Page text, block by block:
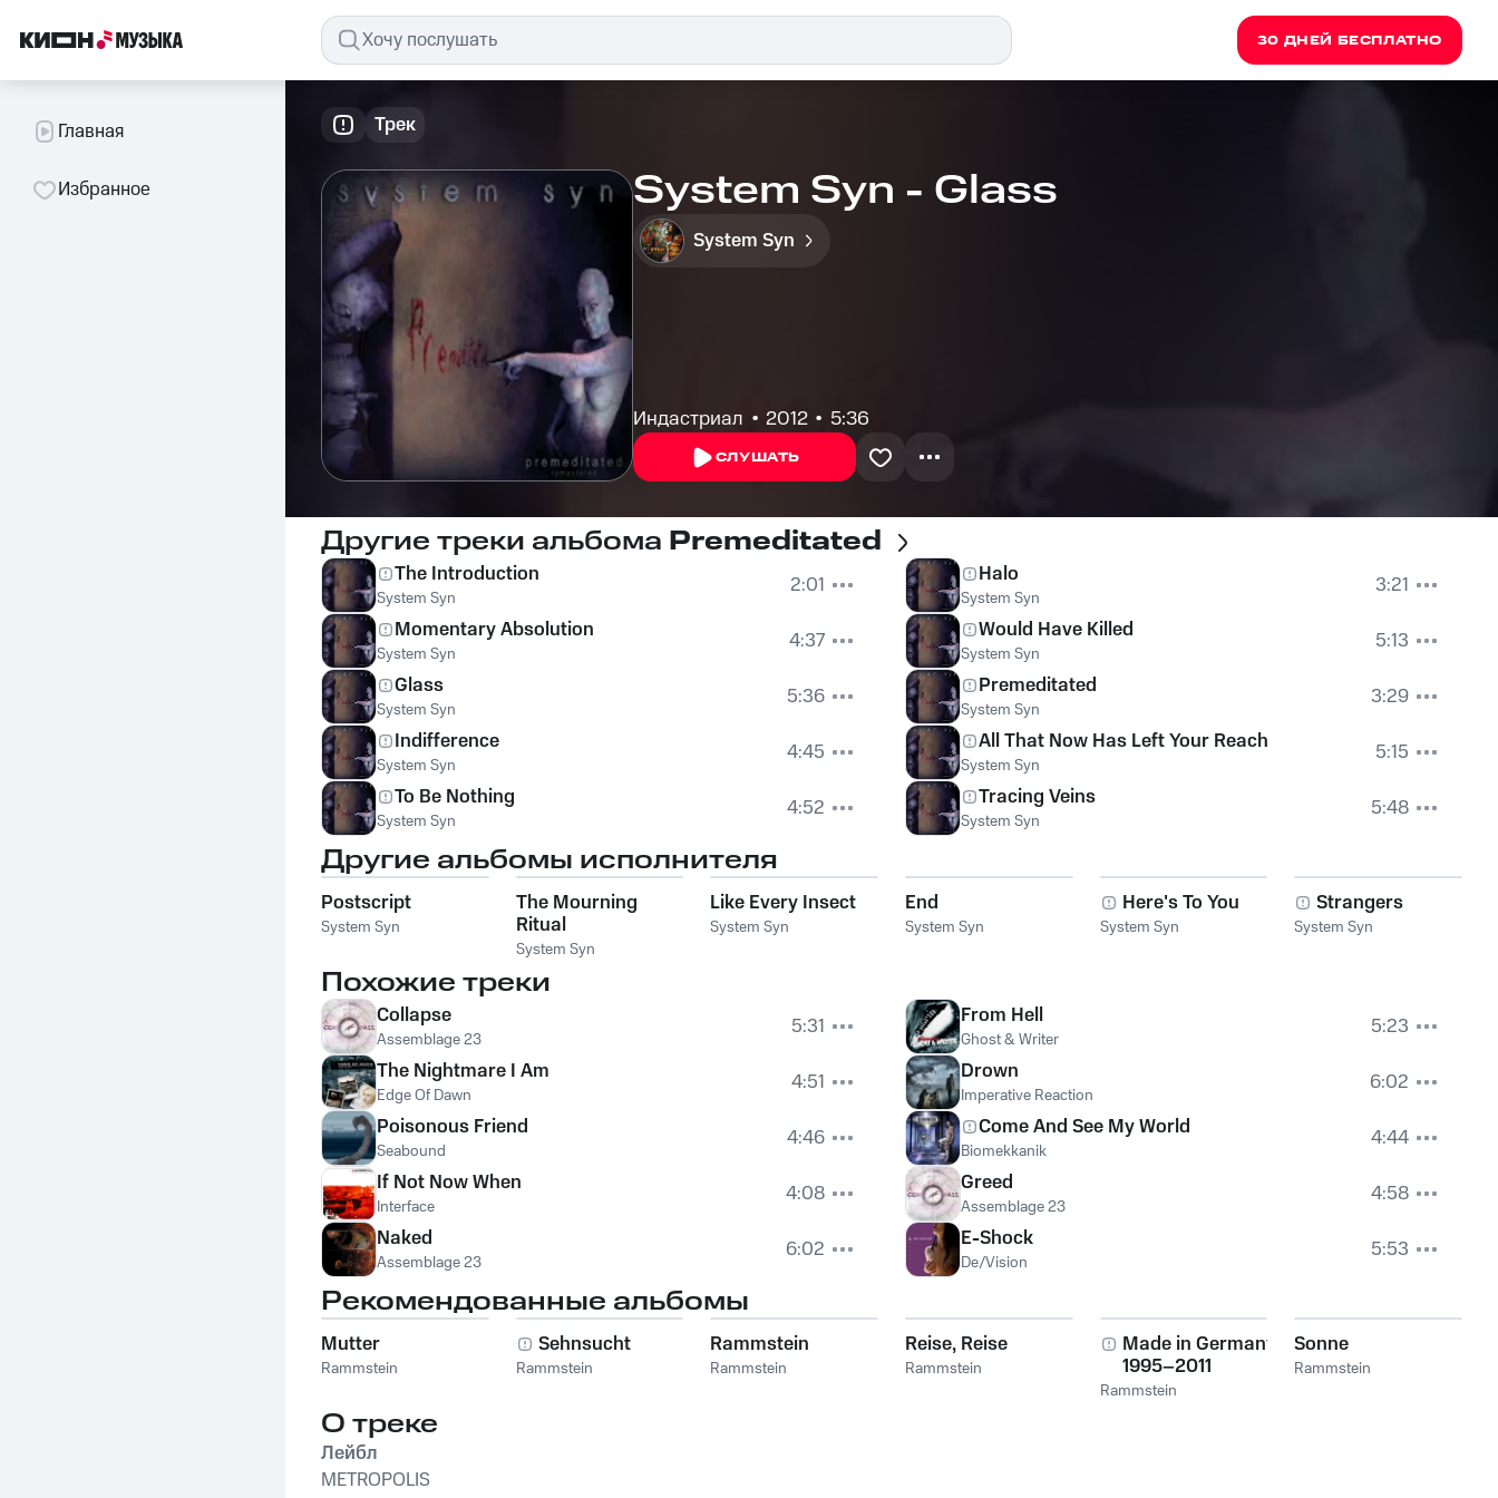
30 ДНЕЙ БЕСПЛАТНО
Главная
Избранное
Трек
System Syn - Glass
System Syn
Индастриал 2012 5:36
СЛУШАТЬ
Другие треки альбома Premeditated
The Introduction
System Syn
2:01
Momentary Absolution
System Syn
4:37
Glass
System Syn
5:36
Indifference
System Syn
4:45
To Be Nothing
System Syn 4:52
Halo
System Syn
3:21
Would Have Killed
System Syn
5:13
Premeditated
System Syn
3:29
All That Now Has Left Your Reach
System Syn
5:15
Tracing Veins
System Syn 5:48
Другие альбомы исполнителя
Postscript
System Syn
The Mourning
Ritual
System Syn
Like Every Insect
System Syn
End
System Syn
Here's To You
System Syn
Strangers
System Syn
Похожие треки
Collapse
Assemblage 23
5:31
The Nightmare I Am
Edge Of Dawn
4:51
Poisonous Friend
Seabound
4:46
If Not Now When
Interface
4:08
Naked
Assemblage 23 6:02
From Hell
Ghost & Writer
5:23
Drown
Imperative Reaction
6:02
Come And See My World
Biomekkanik
4:44
Greed
Assemblage 23
4:58
E-Shock
De/Vision 5:53
Рекомендованные альбомы
Mutter
Rammstein
Sehnsucht
Rammstein
Rammstein
Rammstein
Reise, Reise
Rammstein
Made in Germany
1995–2011
Rammstein
Sonne
Rammstein
О треке
Лейбл
METROPOLIS